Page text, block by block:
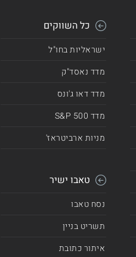
כל השווקים
ישראליות בחו"ל
מדד נאסד"ק
מדד דאו ג'ונס
מדד 500 S&P
מניות ארביטראז'
טאבו ישיר
נסח טאבו
תשריט בניין
איתור כתובת